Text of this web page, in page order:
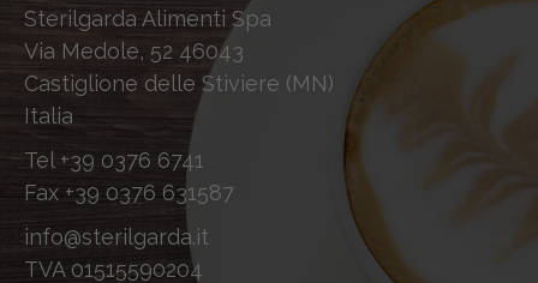
Sterilgarda Alimenti Spa
Via Medole, 52 46043
Castiglione delle Stiviere (MN)
Italia
Tel +39 0376 6741
Fax +39 0376 631587
info@sterilgarda.it
TVA 01515590204